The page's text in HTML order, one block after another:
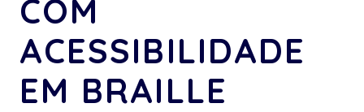
COM
ACESSIBILIDADE
EM BRAILLE